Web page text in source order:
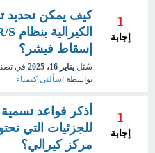
1
إجابة
كيف يمكن تحديد
إسقاط فيشر؟
سُئل يناير 16، 2025 في
بواسطة اسألنى كيمياء
1
إجابة
للجزئيات التي
مركز كيرالي؟